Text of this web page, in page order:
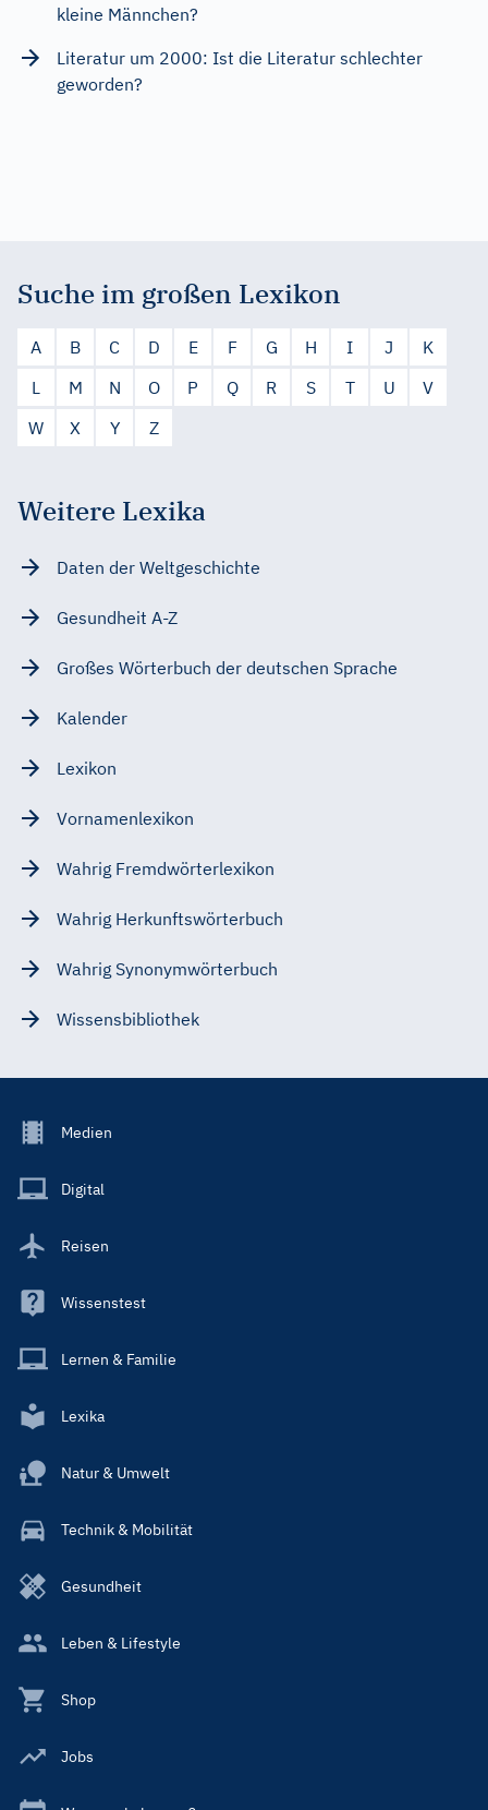
kleine Männchen?
Literatur um 2000: Ist die Literatur schlechter
geworden?
Suche im großen Lexikon
A B C D E F G H I J
K
L
M N O P Q R S T U
V
W
X Y Z
Weitere Lexika
Daten der Weltgeschichte
Gesundheit A-Z
Großes Wörterbuch der deutschen Sprache
Kalender
Lexikon
Vornamenlexikon
Wahrig Fremdwörterlexikon
Wahrig Herkunftswörterbuch
Wahrig Synonymwörterbuch
Wissensbibliothek
Footer
Main
Medien
Digital
Reisen
Wissenstest
Lernen & Familie
Lexika
Natur & Umwelt
Technik & Mobilität
Gesundheit
Leben & Lifestyle
Shop
Jobs